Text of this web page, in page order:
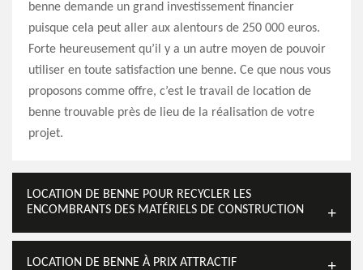
benne demande un grand investissement financier
puisque cela peut aller aux alentours de 250 000 euros.
Forte heureusement qu’il y a un autre moyen de pouvoir
utiliser en toute satisfaction une benne. Ce que nous vous
proposons comme offre, c’est le travail de location de
benne trouvable près de lieu de la réalisation de votre
projet.
LOCATION DE BENNE POUR RECYCLER LES
ENCOMBRANTS DES MATÉRIELS DE CONSTRUCTION
LOCATION DE BENNE À PRIX ATTRACTIF